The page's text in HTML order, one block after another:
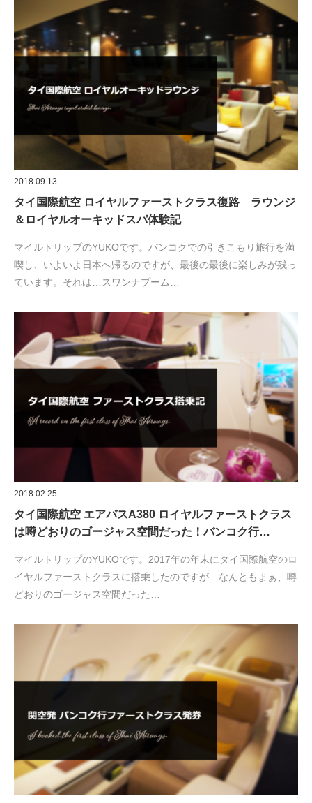
2018.09.13
タイ国際航空 ロイヤルファーストクラス復路 ラウンジ
＆ロイヤルオーキッドスパ体験記
マイルトリップのYUKOです。バンコクでの引きこもり旅行を満
喫し、いよいよ日本へ帰るのですが、最後の最後に楽しみが残っ
ています。それは…スワンナプーム…
2018.02.25
タイ国際航空 エアバスA380 ロイヤルファーストクラス
は噂どおりのゴージャス空間だった！バンコク行…
マイルトリップのYUKOです。2017年の年末にタイ国際航空のロ
イヤルファーストクラスに搭乗したのですが…なんともまぁ、噂
どおりのゴージャス空間だった…